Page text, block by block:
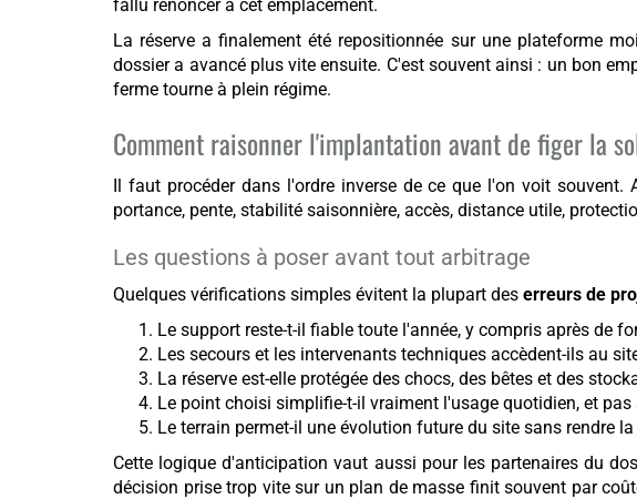
fallu renoncer à cet emplacement.
La réserve a finalement été repositionnée sur une plateforme
dossier a avancé plus vite ensuite. C'est souvent ainsi : un bon
ferme tourne à plein régime.
Comment raisonner l'implantation avant de figer la
Il faut procéder dans l'ordre inverse de ce que l'on voit
portance, pente, stabilité saisonnière, accès, distance utile,
Les questions à poser avant tout arbitrage
Quelques vérifications simples évitent la plupart des erreurs de
Le support reste-t-il fiable toute l'année, y compris après de
Les secours et les intervenants techniques accèdent-ils au
La réserve est-elle protégée des chocs, des bêtes et des
Le point choisi simplifie-t-il vraiment l'usage quotidien, et pas
Le terrain permet-il une évolution future du site sans rendre la
Cette logique d'anticipation vaut aussi pour les partenaires du
décision prise trop vite sur un plan de masse finit souvent par